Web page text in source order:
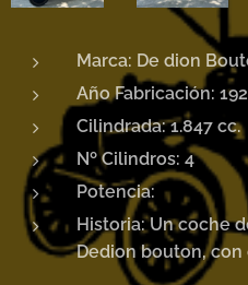
Marca: De dion
Año Fabricación:
Cilindrada: 1.847 cc.
Nº Cilindros: 4
Potencia:
Historia: Un coche
Dedion bouton,